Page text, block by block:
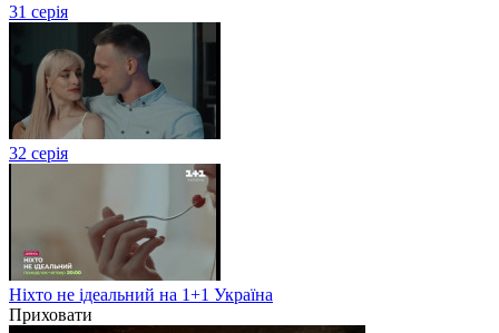
31 серія
32 серія
Ніхто не ідеальний на 1+1 Україна
Приховати